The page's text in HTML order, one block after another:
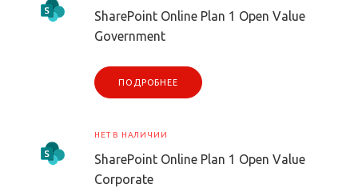
SharePoint Online Plan 1 Open Value
Government
ПОДРОБНЕЕ
НЕТ В НАЛИЧИИ
SharePoint Online Plan 1 Open Value
Corporate